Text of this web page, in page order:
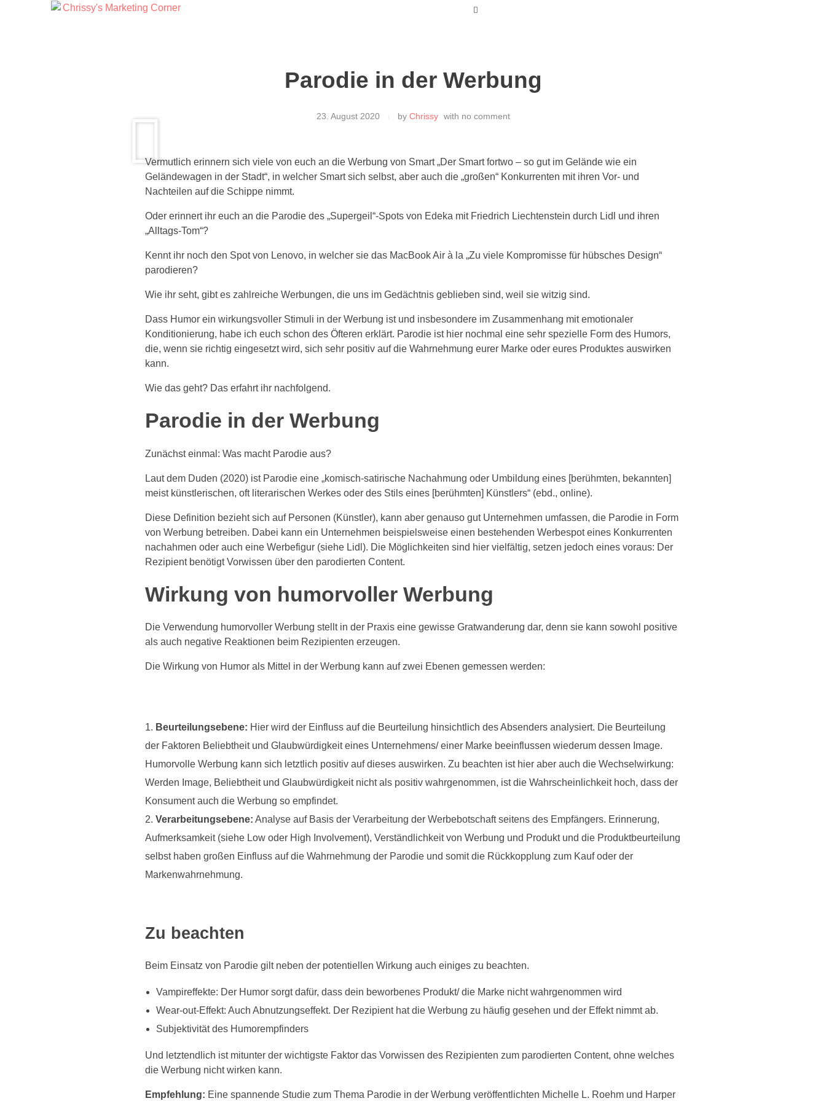
Parodie in der Werbung
23. August 2020 by Chrissy with no comment
Vermutlich erinnern sich viele von euch an die Werbung von Smart „Der Smart fortwo – so gut im Gelände wie ein
Geländewagen in der Stadt“, in welcher Smart sich selbst, aber auch die „großen“ Konkurrenten mit ihren Vor- und
Nachteilen auf die Schippe nimmt.
Oder erinnert ihr euch an die Parodie des „Supergeil“-Spots von Edeka mit Friedrich Liechtenstein durch Lidl und ihren
„Alltags-Tom“?
Kennt ihr noch den Spot von Lenovo, in welcher sie das MacBook Air à la „Zu viele Kompromisse für hübsches Design“
parodieren?
Wie ihr seht, gibt es zahlreiche Werbungen, die uns im Gedächtnis geblieben sind, weil sie witzig sind.
Dass Humor ein wirkungsvoller Stimuli in der Werbung ist und insbesondere im Zusammenhang mit emotionaler
Konditionierung, habe ich euch schon des Öfteren erklärt. Parodie ist hier nochmal eine sehr spezielle Form des Humors,
die, wenn sie richtig eingesetzt wird, sich sehr positiv auf die Wahrnehmung eurer Marke oder eures Produktes auswirken
kann.
Wie das geht? Das erfahrt ihr nachfolgend.
Parodie in der Werbung
Zunächst einmal: Was macht Parodie aus?
Laut dem Duden (2020) ist Parodie eine „komisch-satirische Nachahmung oder Umbildung eines [berühmten, bekannten]
meist künstlerischen, oft literarischen Werkes oder des Stils eines [berühmten] Künstlers“ (ebd., online).
Diese Definition bezieht sich auf Personen (Künstler), kann aber genauso gut Unternehmen umfassen, die Parodie in Form
von Werbung betreiben. Dabei kann ein Unternehmen beispielsweise einen bestehenden Werbespot eines Konkurrenten
nachahmen oder auch eine Werbefigur (siehe Lidl). Die Möglichkeiten sind hier vielfältig, setzen jedoch eines voraus: Der
Rezipient benötigt Vorwissen über den parodierten Content.
Wirkung von humorvoller Werbung
Die Verwendung humorvoller Werbung stellt in der Praxis eine gewisse Gratwanderung dar, denn sie kann sowohl positive
als auch negative Reaktionen beim Rezipienten erzeugen.
Die Wirkung von Humor als Mittel in der Werbung kann auf zwei Ebenen gemessen werden:
Beurteilungsebene: Hier wird der Einfluss auf die Beurteilung hinsichtlich des Absenders analysiert. Die Beurteilung
der Faktoren Beliebtheit und Glaubwürdigkeit eines Unternehmens/ einer Marke beeinflussen wiederum dessen Image.
Humorvolle Werbung kann sich letztlich positiv auf dieses auswirken. Zu beachten ist hier aber auch die Wechselwirkung:
Werden Image, Beliebtheit und Glaubwürdigkeit nicht als positiv wahrgenommen, ist die Wahrscheinlichkeit hoch, dass der
Konsument auch die Werbung so empfindet.
Verarbeitungsebene: Analyse auf Basis der Verarbeitung der Werbebotschaft seitens des Empfängers. Erinnerung,
Aufmerksamkeit (siehe Low oder High Involvement), Verständlichkeit von Werbung und Produkt und die Produktbeurteilung
selbst haben großen Einfluss auf die Wahrnehmung der Parodie und somit die Rückkopplung zum Kauf oder der
Markenwahrnehmung.
Zu beachten
Beim Einsatz von Parodie gilt neben der potentiellen Wirkung auch einiges zu beachten.
Vampireffekte: Der Humor sorgt dafür, dass dein beworbenes Produkt/ die Marke nicht wahrgenommen wird
Wear-out-Effekt: Auch Abnutzungseffekt. Der Rezipient hat die Werbung zu häufig gesehen und der Effekt nimmt ab.
Subjektivität des Humorempfinders
Und letztendlich ist mitunter der wichtigste Faktor das Vorwissen des Rezipienten zum parodierten Content, ohne welches
die Werbung nicht wirken kann.
Empfehlung: Eine spannende Studie zum Thema Parodie in der Werbung veröffentlichten Michelle L. Roehm und Harper